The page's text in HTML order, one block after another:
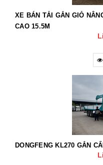
XE BÁN TẢI GẮN GIỎ
CAO 15.5M
DONGFENG KL270 GẮN